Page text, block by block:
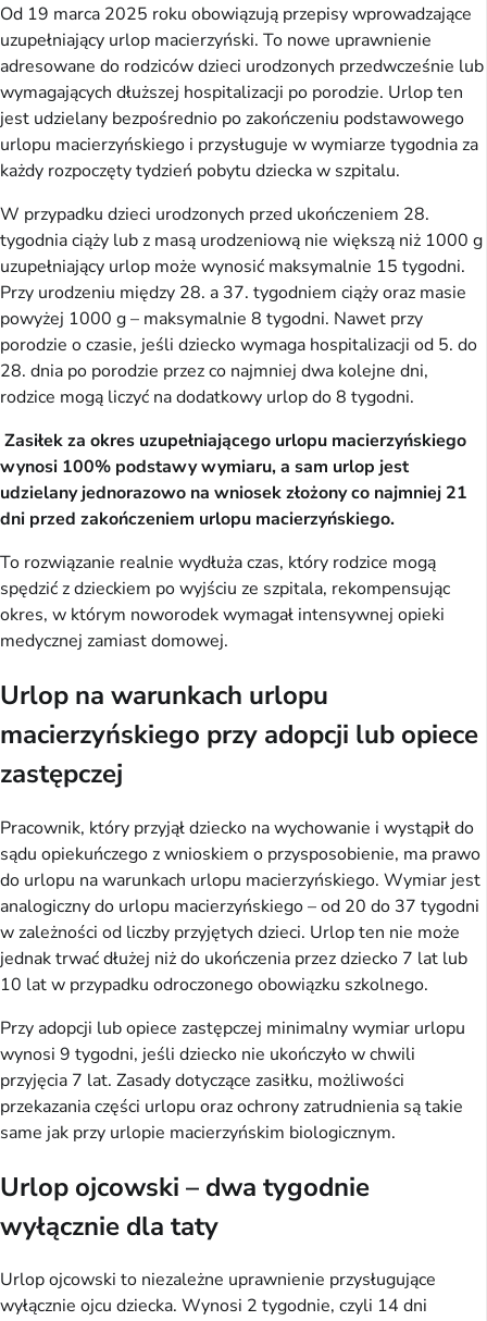
Od 19 marca 2025 roku obowiązują przepisy wprowadzające
uzupełniający urlop macierzyński. To nowe uprawnienie
adresowane do rodziców dzieci urodzonych przedwcześnie lub
wymagających dłuższej hospitalizacji po porodzie. Urlop ten
jest udzielany bezpośrednio po zakończeniu podstawowego
urlopu macierzyńskiego i przysługuje w wymiarze tygodnia za
każdy rozpoczęty tydzień pobytu dziecka w szpitalu.
W przypadku dzieci urodzonych przed ukończeniem 28.
tygodnia ciąży lub z masą urodzeniową nie większą niż 1000 g
uzupełniający urlop może wynosić maksymalnie 15 tygodni.
Przy urodzeniu między 28. a 37. tygodniem ciąży oraz masie
powyżej 1000 g – maksymalnie 8 tygodni. Nawet przy
porodzie o czasie, jeśli dziecko wymaga hospitalizacji od 5. do
28. dnia po porodzie przez co najmniej dwa kolejne dni,
rodzice mogą liczyć na dodatkowy urlop do 8 tygodni.
Zasiłek za okres uzupełniającego urlopu macierzyńskiego
wynosi 100% podstawy wymiaru, a sam urlop jest
udzielany jednorazowo na wniosek złożony co najmniej 21
dni przed zakończeniem urlopu macierzyńskiego.
To rozwiązanie realnie wydłuża czas, który rodzice mogą
spędzić z dzieckiem po wyjściu ze szpitala, rekompensując
okres, w którym noworodek wymagał intensywnej opieki
medycznej zamiast domowej.
Urlop na warunkach urlopu
macierzyńskiego przy adopcji lub opiece
zastępczej
Pracownik, który przyjął dziecko na wychowanie i wystąpił do
sądu opiekuńczego z wnioskiem o przysposobienie, ma prawo
do urlopu na warunkach urlopu macierzyńskiego. Wymiar jest
analogiczny do urlopu macierzyńskiego – od 20 do 37 tygodni
w zależności od liczby przyjętych dzieci. Urlop ten nie może
jednak trwać dłużej niż do ukończenia przez dziecko 7 lat lub
10 lat w przypadku odroczonego obowiązku szkolnego.
Przy adopcji lub opiece zastępczej minimalny wymiar urlopu
wynosi 9 tygodni, jeśli dziecko nie ukończyło w chwili
przyjęcia 7 lat. Zasady dotyczące zasiłku, możliwości
przekazania części urlopu oraz ochrony zatrudnienia są takie
same jak przy urlopie macierzyńskim biologicznym.
Urlop ojcowski – dwa tygodnie
wyłącznie dla taty
Urlop ojcowski to niezależne uprawnienie przysługujące
wyłącznie ojcu dziecka. Wynosi 2 tygodnie, czyli 14 dni